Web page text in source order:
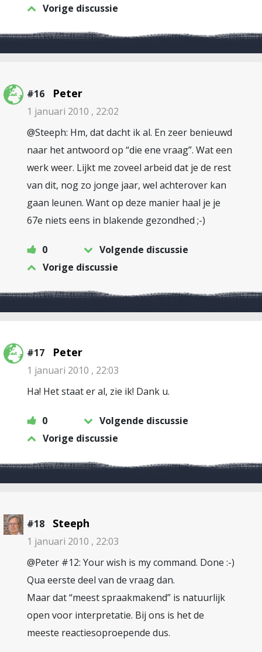
Vorige discussie
#16 Peter
1 januari 2010 , 22:02
@Steeph: Hm, dat dacht ik al. En zeer benieuwd
naar het antwoord op “die ene vraag”. Wat een
werk weer. Lijkt me zoveel arbeid dat je de rest
van dit, nog zo jonge jaar, wel achterover kan
gaan leunen. Want op deze manier haal je je
67e niets eens in blakende gezondhed ;-)
0
Volgende discussie
Vorige discussie
#17 Peter
1 januari 2010 , 22:03
Ha! Het staat er al, zie ik! Dank u.
0
Volgende discussie
Vorige discussie
#18 Steeph
1 januari 2010 , 22:03
@Peter #12: Your wish is my command. Done :-)
Qua eerste deel van de vraag dan.
Maar dat “meest spraakmakend” is natuurlijk
open voor interpretatie. Bij ons is het de
meeste reactiesoproepende dus.